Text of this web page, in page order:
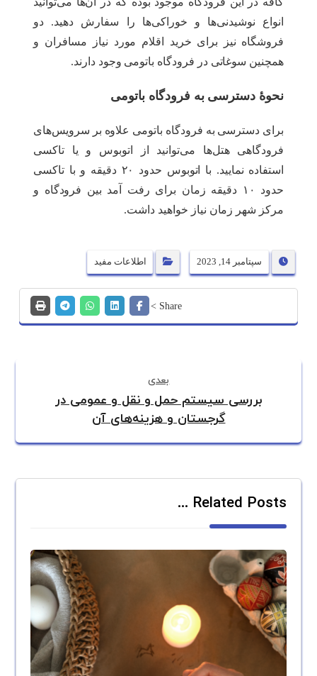
انواع نوشیدنی‌ها و خوراکی‌ها را سفارش دهید. دو
فروشگاه نیز برای خرید اقلام مورد نیاز مسافران و
همچنین سوغاتی در فرودگاه باتومی وجود دارند.
نحوۀ دسترسی به فرودگاه باتومی
برای دسترسی به فرودگاه باتومی علاوه بر سرویس‌های
فرودگاهی هتل‌ها می‌توانید از اتوبوس و یا تاکسی
استفاده نمایید. با اتوبوس حدود ۲۰ دقیقه و با تاکسی
حدود ۱۰ دقیقه زمان برای رفت آمد بین فرودگاه و
مرکز شهر زمان نیاز خواهید داشت.
سپتامبر 14, 2023 اطلاعات مفید
بعدی
بررسی سیستم حمل و نقل و عمومی در
گرجستان و هزینه‌های آن
Related Posts ...